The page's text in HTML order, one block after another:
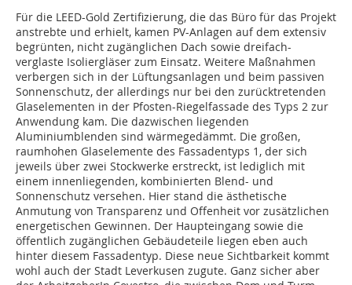
Für die LEED-Gold Zertifizierung, die das Büro für das Projekt
anstrebte und erhielt, kamen PV-Anlagen auf dem extensiv
begrünten, nicht zugänglichen Dach sowie dreifach-
verglaste Isoliergläser zum Einsatz. Weitere Maßnahmen
verbergen sich in der Lüftungsanlagen und beim passiven
Sonnenschutz, der allerdings nur bei den zurücktretenden
Glaselementen in der Pfosten-Riegelfassade des Typs 2 zur
Anwendung kam. Die dazwischen liegenden
Aluminiumblenden sind wärmegedämmt. Die großen,
raumhohen Glaselemente des Fassadentyps 1, der sich
jeweils über zwei Stockwerke erstreckt, ist lediglich mit
einem innenliegenden, kombinierten Blend- und
Sonnenschutz versehen. Hier stand die ästhetische
Anmutung von Transparenz und Offenheit vor zusätzlichen
energetischen Gewinnen. Der Haupteingang sowie die
öffentlich zugänglichen Gebäudeteile liegen eben auch
hinter diesem Fassadentyp. Diese neue Sichtbarkeit kommt
wohl auch der Stadt Leverkusen zugute. Ganz sicher aber